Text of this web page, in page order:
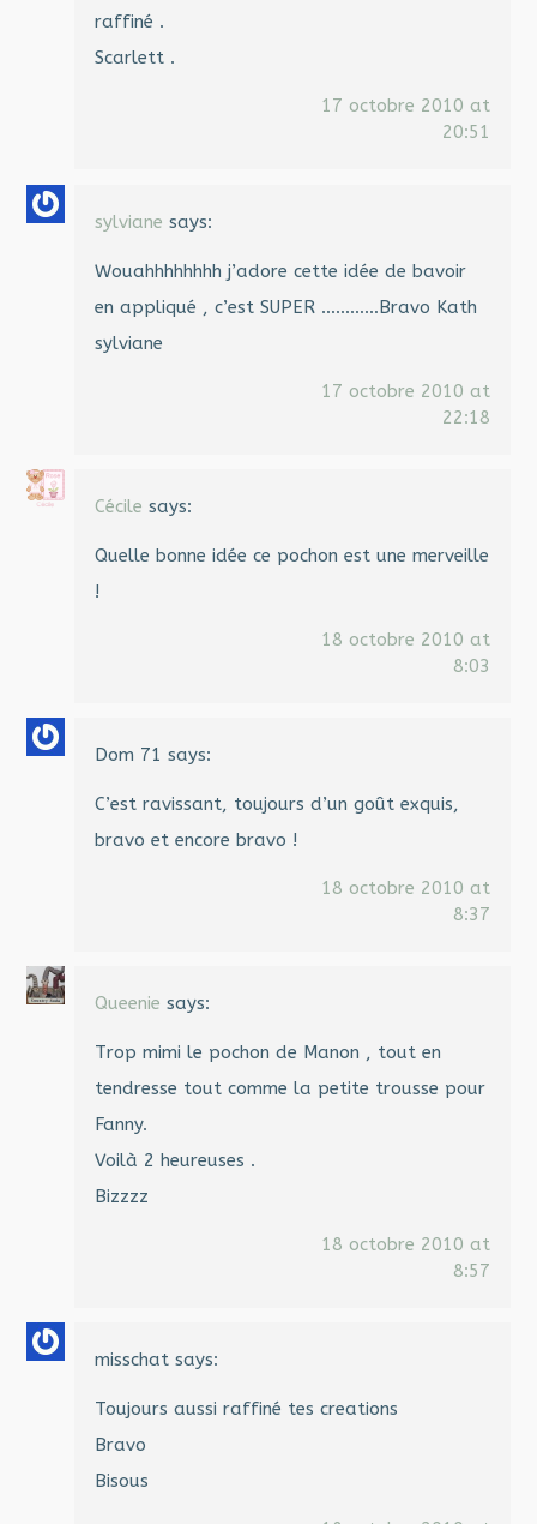
raffiné .
Scarlett .
17 octobre 2010 at
20:51
sylviane says:
Wouahhhhhhhh j’adore cette idée de bavoir
en appliqué , c’est SUPER …………Bravo Kath
sylviane
17 octobre 2010 at
22:18
Cécile says:
Quelle bonne idée ce pochon est une merveille
!
18 octobre 2010 at
8:03
Dom 71 says:
C’est ravissant, toujours d’un goût exquis,
bravo et encore bravo !
18 octobre 2010 at
8:37
Queenie says:
Trop mimi le pochon de Manon , tout en
tendresse tout comme la petite trousse pour
Fanny.
Voilà 2 heureuses .
Bizzzz
18 octobre 2010 at
8:57
misschat says:
Toujours aussi raffiné tes creations
Bravo
Bisous